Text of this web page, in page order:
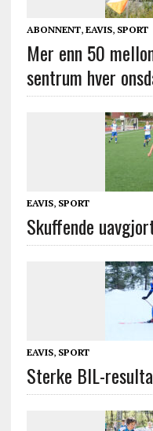
ABONNENT, EAVIS, SPORT
Mer enn 50
sentrum hver
EAVIS, SPORT
Skuffende
EAVIS, SPORT
Sterke BIL-